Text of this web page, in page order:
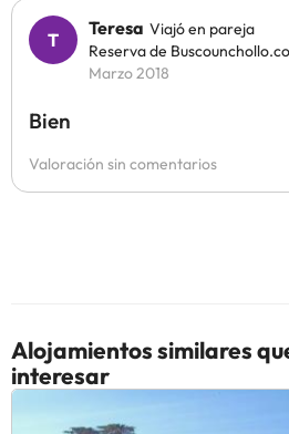
Teresa Viajó en pareja
Reserva de
Marzo 2018
Bien
Valoración sin comentarios
Alojamientos similares
interesar